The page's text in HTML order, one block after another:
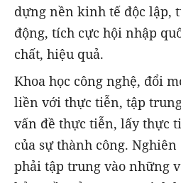
dựng nền kinh tế độc lập,
động, tích cực hội nhập
chất, hiệu quả.
Khoa học công nghệ, đổi
liền với thực tiễn, tập
vấn đề thực tiễn, lấy thực
của sự thành công.
phải tập trung vào những